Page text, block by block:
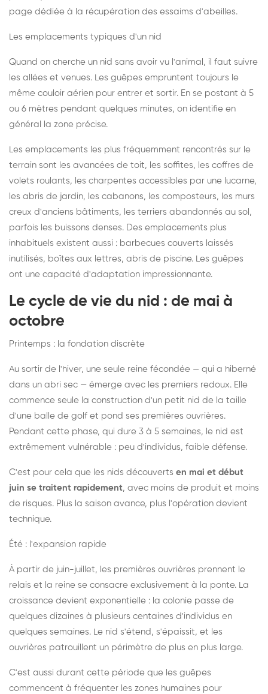
page dédiée à la récupération des essaims d'abeilles.
Les emplacements typiques d'un nid
Quand on cherche un nid sans avoir vu l'animal, il faut suivre
les allées et venues. Les guêpes empruntent toujours le
même couloir aérien pour entrer et sortir. En se postant à 5
ou 6 mètres pendant quelques minutes, on identifie en
général la zone précise.
Les emplacements les plus fréquemment rencontrés sur le
terrain sont les avancées de toit, les soffites, les coffres de
volets roulants, les charpentes accessibles par une lucarne,
les abris de jardin, les cabanons, les composteurs, les murs
creux d'anciens bâtiments, les terriers abandonnés au sol,
parfois les buissons denses. Des emplacements plus
inhabituels existent aussi : barbecues couverts laissés
inutilisés, boîtes aux lettres, abris de piscine. Les guêpes
ont une capacité d'adaptation impressionnante.
Le cycle de vie du nid : de mai à
octobre
Printemps : la fondation discrète
Au sortir de l'hiver, une seule reine fécondée — qui a hiberné
dans un abri sec — émerge avec les premiers redoux. Elle
commence seule la construction d'un petit nid de la taille
d'une balle de golf et pond ses premières ouvrières.
Pendant cette phase, qui dure 3 à 5 semaines, le nid est
extrêmement vulnérable : peu d'individus, faible défense.
C'est pour cela que les nids découverts en mai et début
juin se traitent rapidement, avec moins de produit et moins
de risques. Plus la saison avance, plus l'opération devient
technique.
Été : l'expansion rapide
À partir de juin-juillet, les premières ouvrières prennent le
relais et la reine se consacre exclusivement à la ponte. La
croissance devient exponentielle : la colonie passe de
quelques dizaines à plusieurs centaines d'individus en
quelques semaines. Le nid s'étend, s'épaissit, et les
ouvrières patrouillent un périmètre de plus en plus large.
C'est aussi durant cette période que les guêpes
commencent à fréquenter les zones humaines pour